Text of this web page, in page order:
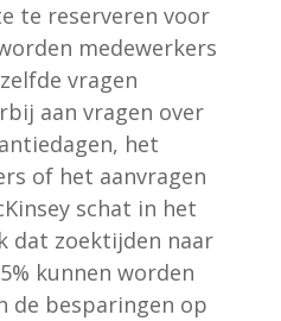
te reserveren voor
medewerkers
vragen
aan vragen over
het
of het aanvragen
schat in het
dat zoektijden naar
kunnen worden
de besparingen op